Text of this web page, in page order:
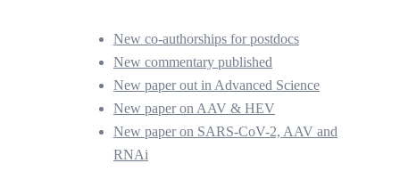
New co-authorships for postdocs
New commentary published
New paper out in Advanced Science
New paper on AAV & HEV
New paper on SARS-CoV-2, AAV and
RNAi